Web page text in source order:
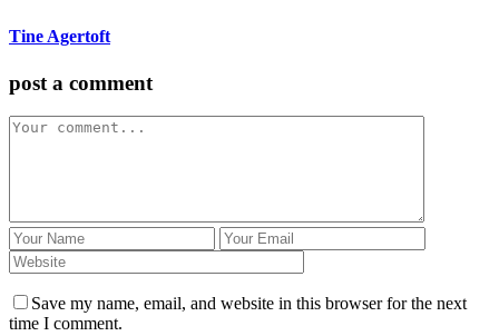
Tine Agertoft
post a comment
Save my name, email, and website in this browser for the next
time I comment.